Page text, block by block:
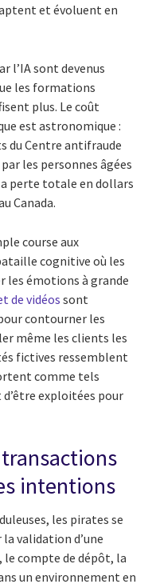
et évoluent en
l’IA sont devenus
les formations
plus. Le coût
est astronomique :
du Centre antifraude
les personnes âgées
perte totale en dollars
Canada.
course aux
cognitive où les
les émotions à grande
de vidéos sont
contourner les
même les clients les
fictives ressemblent
comme tels
exploitées pour
intentions
les pirates se
validation d’une
compte de dépôt, la
un environnement en